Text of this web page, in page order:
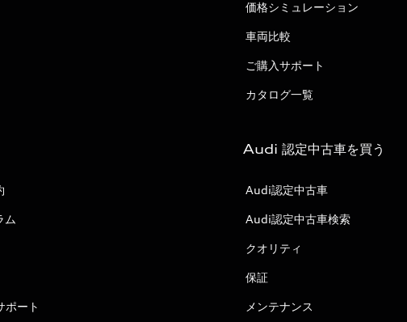
価格シミュレーション
車両比較
ご購入サポート
カタログ一覧
ム
ート
Audi 認定中古車を買う
Audi認定中古車
Audi認定中古車検索
クオリティ
保証
メンテナンス